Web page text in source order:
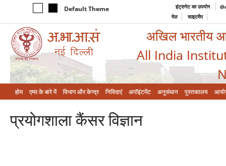
Default Theme इंट्रानेट का उपयोग
मेल
साइटमैप
अखिल भारतीय
All India
होम एम्‍स के बारे में विभाग और केन्‍द्र निविदाएं अपॉइंटमेंट अनुसंधान पुस्तकालय
प्रयोगशाला कैंसर विज्ञान